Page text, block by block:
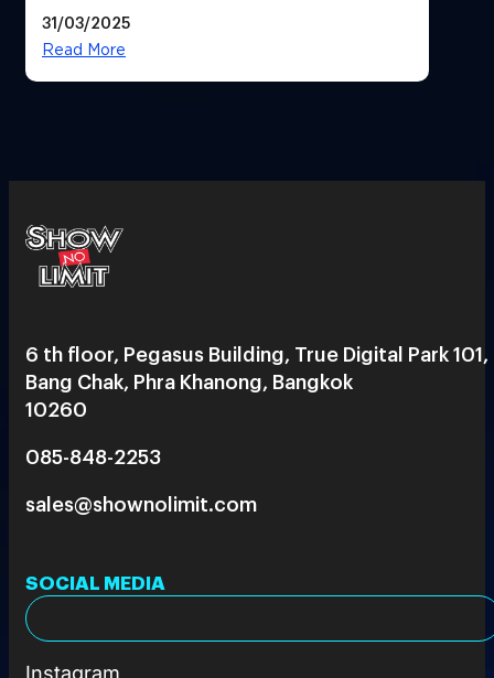
31/03/2025
Read More
6 th floor, Pegasus Building, True Digital Park 101,
Bang Chak, Phra Khanong, Bangkok
10260
085-848-2253
sales@shownolimit.com
SOCIAL MEDIA
Instagram